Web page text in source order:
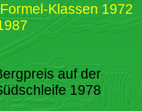
Klassen 1972
auf der
1978